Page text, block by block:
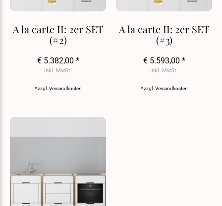
A la carte II: 2er SET
(#2)
€ 5.382,00 *
Inkl. MwSt.
* zzgl. Versandkosten
A la carte II: 2er SET
(#3)
€ 5.593,00 *
Inkl. MwSt.
* zzgl. Versandkosten